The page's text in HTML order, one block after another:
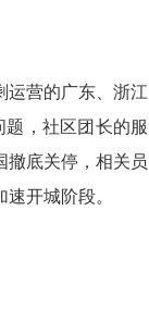
运营的广东、浙江
，社区团长的服
撤底关停，相关员
开城阶段。